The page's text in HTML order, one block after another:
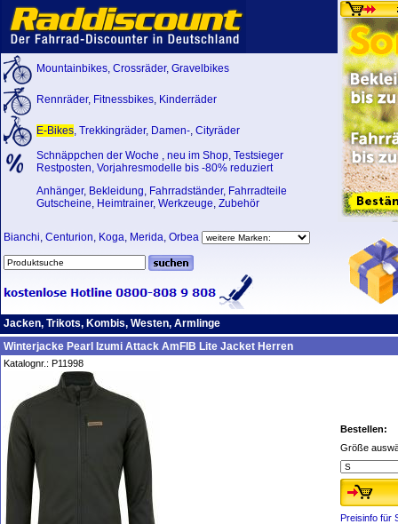
Mountainbikes, Crossräder, Gravelbikes
Rennräder, Fitnessbikes, Kinderräder
E-Bikes, Trekkingräder, Damen-, Cityräder
Schnäppchen der Woche , neu im Shop, Testsieger
Restposten, Vorjahresmodelle bis -80% reduziert
Anhänger, Bekleidung, Fahrradständer, Fahrradteile
Gutscheine, Heimtrainer, Werkzeuge, Zubehör
Bianchi, Centurion, Koga, Merida, Orbea
Jacken, Trikots, Kombis, Westen, Armlinge
Winterjacke Pearl Izumi Attack AmFIB Lite Jacket Herren
Katalognr.: P11998
Bestellen:
Größe
Preisinfo für